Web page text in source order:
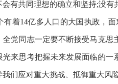
有共同理想的确立和坚持;没
有着14亿多人口的大国执政，
党同志一定要不断接受马克
来思考把握未来发展面临的
们应对重大挑战、抵御重大